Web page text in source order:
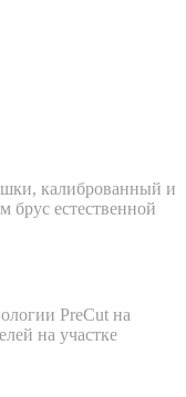
калиброванный и
естественной
PreCut на
на участке